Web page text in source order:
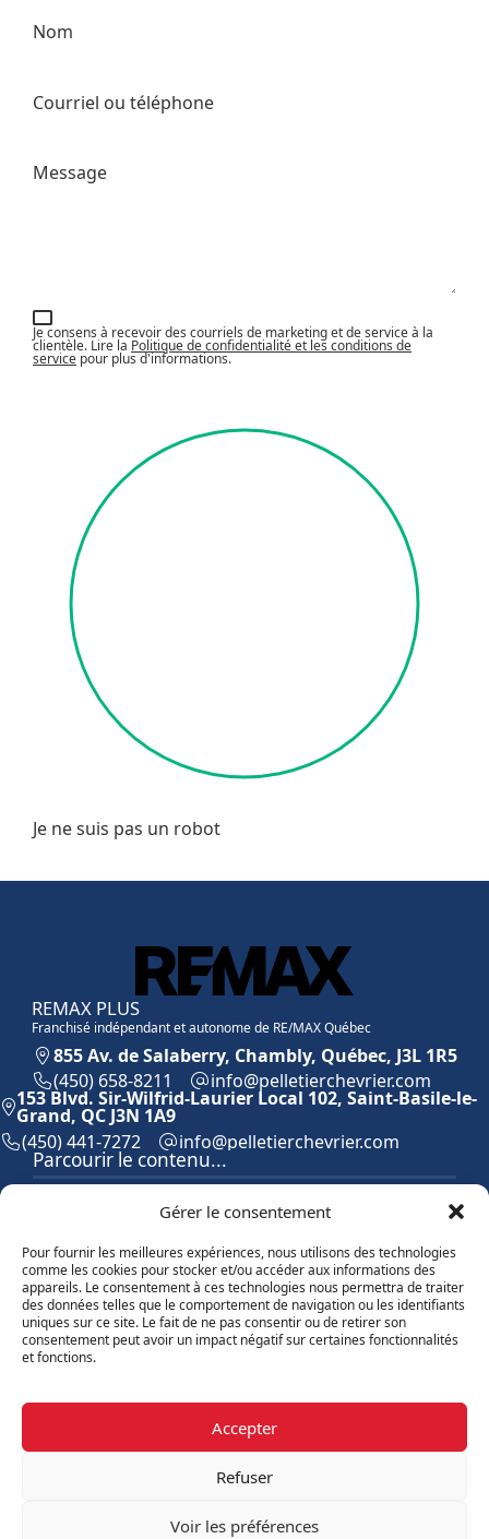
Gérer le consentement
Pour fournir les meilleures expériences, nous utilisons des technologies
comme les cookies pour stocker et/ou accéder aux informations des
appareils. Le consentement à ces technologies nous permettra de traiter
des données telles que le comportement de navigation ou les identifiants
uniques sur ce site. Le fait de ne pas consentir ou de retirer son
consentement peut avoir un impact négatif sur certaines fonctionnalités
et fonctions.
Accepter
Refuser
Voir les préférences
Nom
Courriel ou téléphone
Message
Je consens à recevoir des courriels de marketing et de service à la
clientèle. Lire la Politique de confidentialité et les conditions de
service pour plus d'informations.
Je ne suis pas un robot
REMAX PLUS
Franchisé indépendant et autonome de RE/MAX Québec
855 Av. de Salaberry, Chambly, Québec, J3L 1R5
(450) 658-8211
moc.reirvehcreitellep@ofni
153 Blvd. Sir-Wilfrid-Laurier Local 102, Saint-Basile-le-
Grand, QC J3N 1A9
(450) 441-7272
moc.reirvehcreitellep@ofni
Parcourir le contenu...
Propriétés
Vendre
Acheter
Contact
Témoignages
Blogue
Explorer les propriétés
Par régions
Aliquando 3, ID-3 Innovations